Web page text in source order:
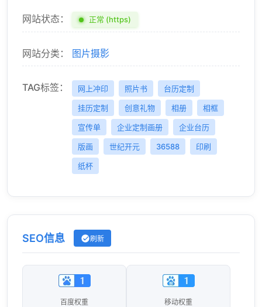
网站状态： 正常 (https)
网站分类： 图片摄影
TAG标签： 网上冲印 照片书 台历定制
挂历定制 创意礼物 相册 相框
宣传单 企业定制画册 企业台历
版画 世纪开元 36588 印刷
纸杯
SEO信息 刷新
百度权重 移动权重